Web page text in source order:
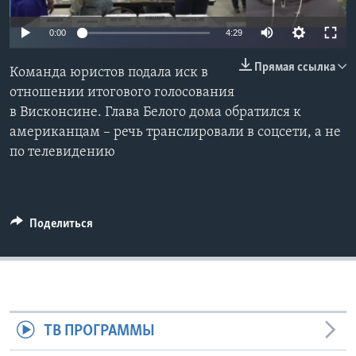
Learning English
СОЦИАЛЬНЫЕ СЕТИ
Языки
0:00 4:29
Прямая ссылка
Команда юристов подала иск в
отношении итогового голосования
в Висконсине. Глава Белого дома обратился к
американцам – речь транслировали в соцсети, а не
по телевидению
Поделиться
ТВ ПРОГРАММЫ